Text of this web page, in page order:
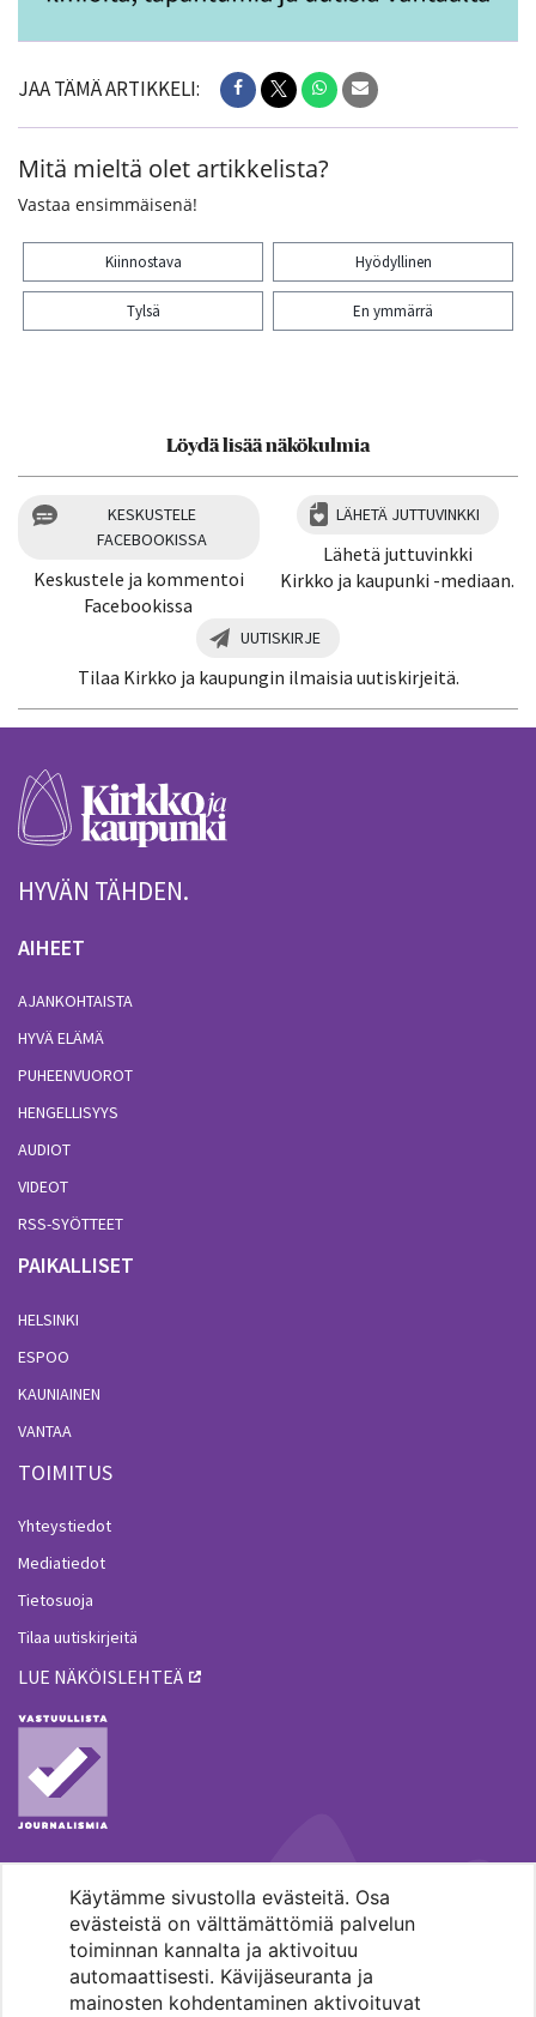
Käytämme sivustolla evästeitä. Osa
evästeistä on välttämättömiä palvelun
toiminnan kannalta ja aktivoituu
automaattisesti. Kävijäseuranta ja
mainosten kohdentaminen aktivoituvat
JAA TÄMÄ ARTIKKELI:
Mitä mieltä olet artikkelista?
Vastaa ensimmäisenä!
Kiinnostava Hyödyllinen
Tylsä En ymmärrä
Löydä lisää näkökulmia
KESKUSTELE
FACEBOOKISSA
Keskustele ja kommentoi
Facebookissa
LÄHETÄ JUTTUVINKKI
Lähetä juttuvinkki
Kirkko ja kaupunki -mediaan.
UUTISKIRJE
Tilaa Kirkko ja kaupungin ilmaisia uutiskirjeitä.
HYVÄN TÄHDEN.
AIHEET
AJANKOHTAISTA
HYVÄ ELÄMÄ
PUHEENVUOROT
HENGELLISYYS
AUDIOT
VIDEOT
RSS-SYÖTTEET
PAIKALLISET
HELSINKI
ESPOO
KAUNIAINEN
VANTAA
TOIMITUS
Yhteystiedot
Mediatiedot
Tietosuoja
Tilaa uutiskirjeitä
LUE NÄKÖISLEHTEÄ
MENOHAKU